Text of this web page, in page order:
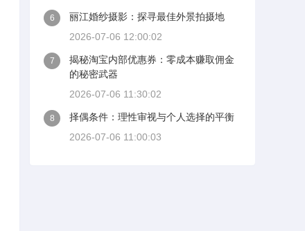
6
丽江婚纱摄影：探寻最佳外景拍摄地
2026-07-06 12:00:02
7
揭秘淘宝内部优惠券：零成本赚取佣金
的秘密武器
2026-07-06 11:30:02
8
择偶条件：理性审视与个人选择的平衡
2026-07-06 11:00:03